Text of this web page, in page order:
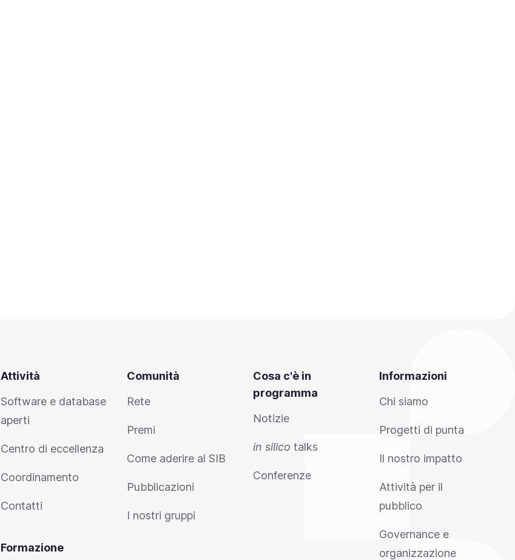
Attività
Software e database
aperti
Centro di eccellenza
Coordinamento
Contatti
Formazione
Comunità
Rete
Premi
Come aderire al SIB
Pubblicazioni
I nostri gruppi
Cosa c'è in
programma
Notizie
in silico talks
Conferenze
Informazioni
Chi siamo
Progetti di punta
Il nostro impatto
Attività per il
pubblico
Governance e
organizzazione